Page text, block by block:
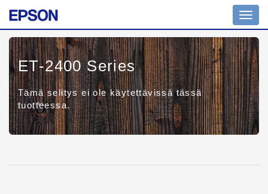
ET-2400 Series
Tämä selitys ei ole käytettävissä tässä
tuotteessa.